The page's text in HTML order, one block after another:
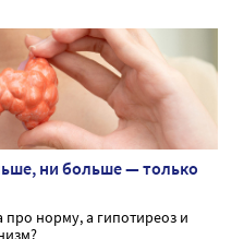
ни больше — только
про норму, а гипотиреоз и